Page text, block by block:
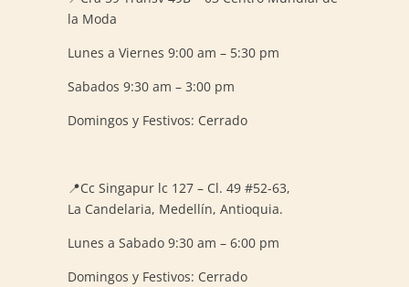
la Moda
Lunes a Viernes 9:00 am – 5:30 pm
Sabados 9:30 am – 3:00 pm
Domingos y Festivos: Cerrado
📍Cc Singapur lc 127 – Cl. 49 #52-63,
La Candelaria, Medellín, Antioquia.
Lunes a Sabado 9:30 am – 6:00 pm
Domingos y Festivos: Cerrado